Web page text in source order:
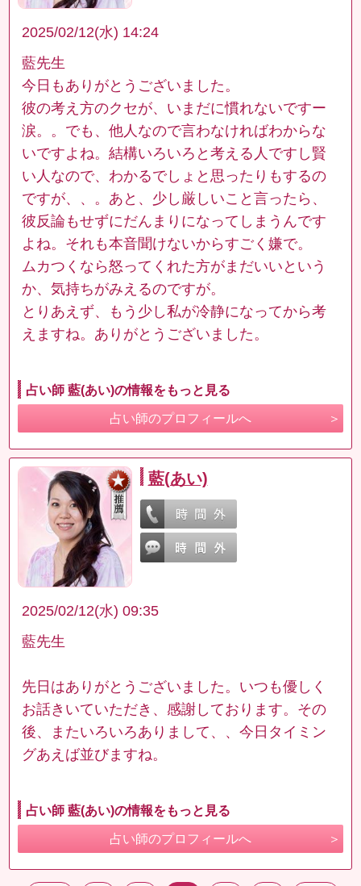
2025/02/12(水) 14:24
藍先生
今日もありがとうございました。
彼の考え方のクセが、いまだに慣れないですー
涙。。でも、他人なので言わなければわからな
いですよね。結構いろいろと考える人ですし賢
い人なので、わかるでしょと思ったりもするの
ですが、、。あと、少し厳しいこと言ったら、
彼反論もせずにだんまりになってしまうんです
よね。それも本音聞けないからすごく嫌で。
ムカつくなら怒ってくれた方がまだいいという
か、気持ちがみえるのですが。
とりあえず、もう少し私が冷静になってから考
えますね。ありがとうございました。
占い師 藍(あい)の情報をもっと見る
占い師のプロフィールへ
藍(あい)
2025/02/12(水) 09:35
藍先生
先日はありがとうございました。いつも優しく
お話きいていただき、感謝しております。その
後、またいろいろありまして、、今日タイミン
グあえば並びますね。
占い師 藍(あい)の情報をもっと見る
占い師のプロフィールへ